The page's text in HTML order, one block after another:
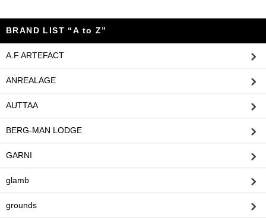
BRAND LIST “A to Z”
A.F ARTEFACT
ANREALAGE
AUTTAA
BERG-MAN LODGE
GARNI
glamb
grounds